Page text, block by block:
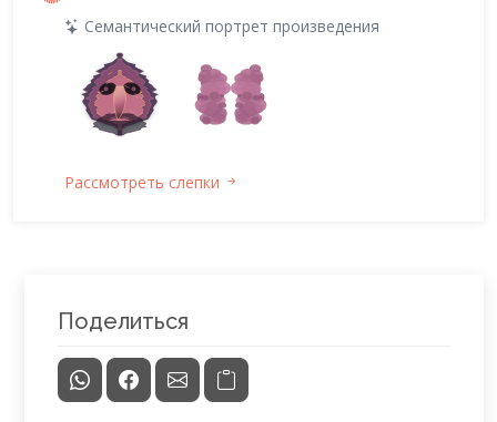
Семантический портрет произведения
Рассмотреть слепки
Поделиться